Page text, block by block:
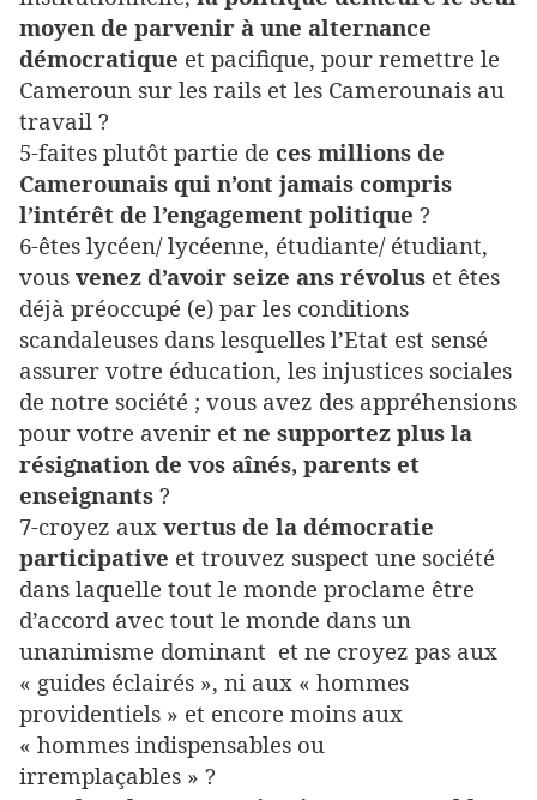
moyen de parvenir à une alternance
démocratique et pacifique, pour remettre le
Cameroun sur les rails et les Camerounais au
travail ?
5-faites plutôt partie de ces millions de
Camerounais qui n’ont jamais compris
l’intérêt de l’engagement politique ?
6-êtes lycéen/ lycéenne, étudiante/ étudiant,
vous venez d’avoir seize ans révolus et êtes
déjà préoccupé (e) par les conditions
scandaleuses dans lesquelles l’Etat est sensé
assurer votre éducation, les injustices sociales
de notre société ; vous avez des appréhensions
pour votre avenir et ne supportez plus la
résignation de vos aînés, parents et
enseignants ?
7-croyez aux vertus de la démocratie
participative et trouvez suspect une société
dans laquelle tout le monde proclame être
d’accord avec tout le monde dans un
unanimisme dominant et ne croyez pas aux
« guides éclairés », ni aux « hommes
providentiels » et encore moins aux
« hommes indispensables ou
irremplaçables » ?